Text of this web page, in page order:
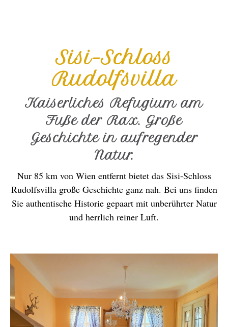
Sisi-Schloss
Rudolfsvilla
Kaiserliches Refugium am
Fuße der Rax. Große
Geschichte in aufregender
Natur.
Nur 85 km von Wien entfernt bietet das Sisi-Schloss
Rudolfsvilla große Geschichte ganz nah. Bei uns finden
Sie authentische Historie gepaart mit unberührter Natur
und herrlich reiner Luft.